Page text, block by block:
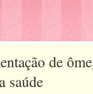
de
saúde